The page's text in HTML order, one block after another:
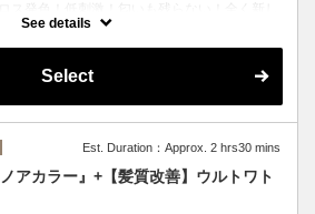
ーのセットメニュー☆
See details
Select
Est. Duration：Approx. 2 hrs30 mins
アカラー』+【髪質改善】ウルトワト